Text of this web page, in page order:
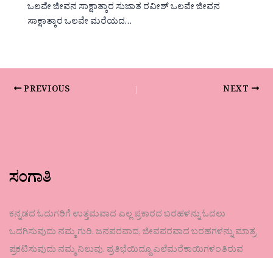
ಒಲವೇ ಜೀವನ ಸಾಕ್ಷಾತ್ಕಾರ ಸುಜಾತ ರವೀಶ್ ಒಲವೇ ಜೀವನ
ಸಾಕ್ಷಾತ್ಕಾರ ಒಲವೇ ಮರೆಯದ…
PREVIOUS NEXT
ಸಂಗಾತಿ
ಕನ್ನಡದ ಓದುಗರಿಗೆ ಉತ್ತಮವಾದ ಎಲ್ಲ ಪ್ರಕಾರದ ಬರಹಳನ್ನು ಓದಲು
ಒದಗಿಸುವುದು ನಮ್ಮ ಗುರಿ. ಜನಪರವಾದ, ಜೀವಪರವಾದ ಬರಹಗಳನ್ನು ಮಾತ್ರ
ಪ್ರಕಟಿಸುವುದು ನಮ್ಮ ನಿಲುವು. ಪ್ರತಿಭೆಯಿದ್ದೂ ಎಲೆಮರೆಕಾಯಿಗಳಂತಿರುವ